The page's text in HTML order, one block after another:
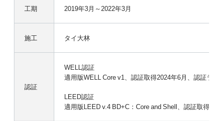
工期 2019年3月～2022年3月
施工 タイ大林
認証
WELL認証
適用版WELL Core v1、認証取得2024年6月、認証ラン
LEED認証
適用版LEED v.4 BD+C：Core and Shell、認証取得